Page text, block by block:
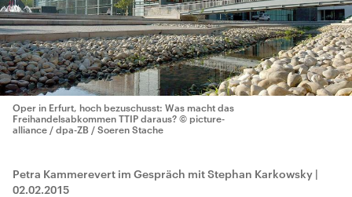
Oper in Erfurt, hoch bezuschusst: Was macht das
Freihandelsabkommen TTIP daraus? © picture-
alliance / dpa-ZB / Soeren Stache
Petra Kammerevert im Gespräch mit Stephan Karkowsky |
02.02.2015